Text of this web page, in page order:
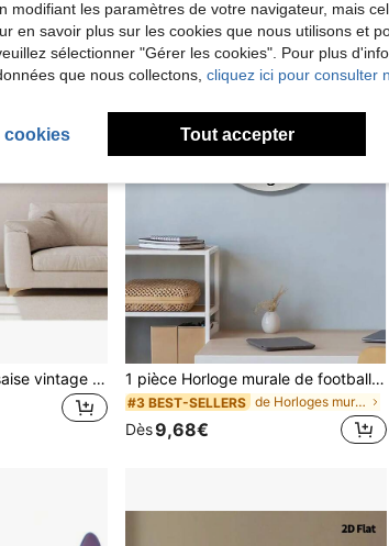
Horloge murale écossaise vintage Highland Cow Floral Motif - Horloge en bois à chiffres silencieuse sans tic-tac, convient pour le salon, la décoration de cuisine, 10/12/14 pouces, style ferme. Cadeau pour la maison (piles non incluses). Horloge murale silencieuse | Horloge décorative à motif floral | Affichage de chiffres proéminent, Horloge murale convenant pour le salon, la chambre, le dortoir, la rentrée scolaire, la décoration scolaire, la surprise du campus, la décoration de la maison, les fournitures scolaires
1 pièce Horloge murale de football silencieuse à la mode - Mouvement à quartz en bois rond, convient pour la décoration de la chambre, du salon, du bureau, de la cuisine, de la salle de bain - Fonctionne sur piles (piles AA non incluses), décoration de cuisine | Élément décoratif moderne
#3 BEST-SELLERS de Horloges murales
Dès9,68€
modifiant les paramètres de votre navigateur, mais
en savoir plus sur les cookies que nous utilisons et
sélectionner "Gérer les cookies". Pour plus
que nous collectons, cliquez ici pour consulter
cookies Tout accepter